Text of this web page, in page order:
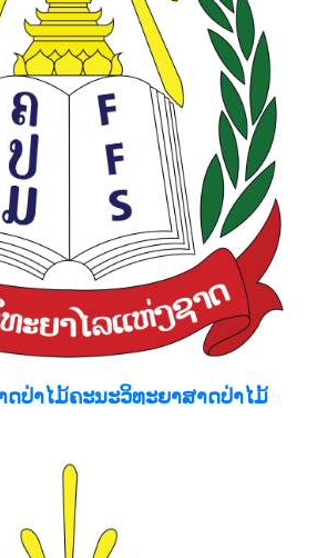
ດປ່າໄມ້ຄະນະວິທະຍາສາດປ່າໄມ້